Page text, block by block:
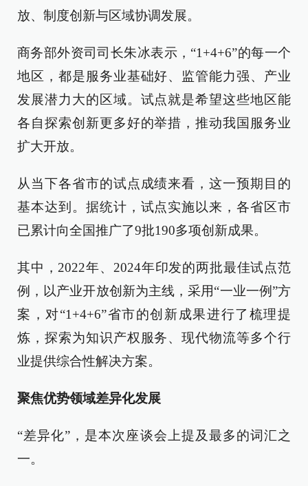
放、制度创新与区域协调发展。
商务部外资司司长朱冰表示，“1+4+6”的每一个
地区，都是服务业基础好、监管能力强、产业
发展潜力大的区域。试点就是希望这些地区能
各自探索创新更多好的举措，推动我国服务业
扩大开放。
从当下各省市的试点成绩来看，这一预期目的
基本达到。据统计，试点实施以来，各省区市
已累计向全国推广了9批190多项创新成果。
其中，2022年、2024年印发的两批最佳试点范
例，以产业开放创新为主线，采用“一业一例”方
案，对“1+4+6”省市的创新成果进行了梳理提
炼，探索为知识产权服务、现代物流等多个行
业提供综合性解决方案。
聚焦优势领域差异化发展
“差异化”，是本次座谈会上提及最多的词汇之
一。